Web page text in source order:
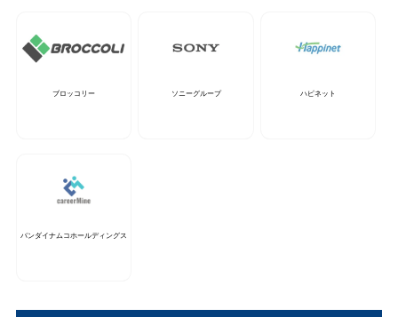
ブロッコリー ソニーグループ ハピネット
バンダイナムコホールディングス